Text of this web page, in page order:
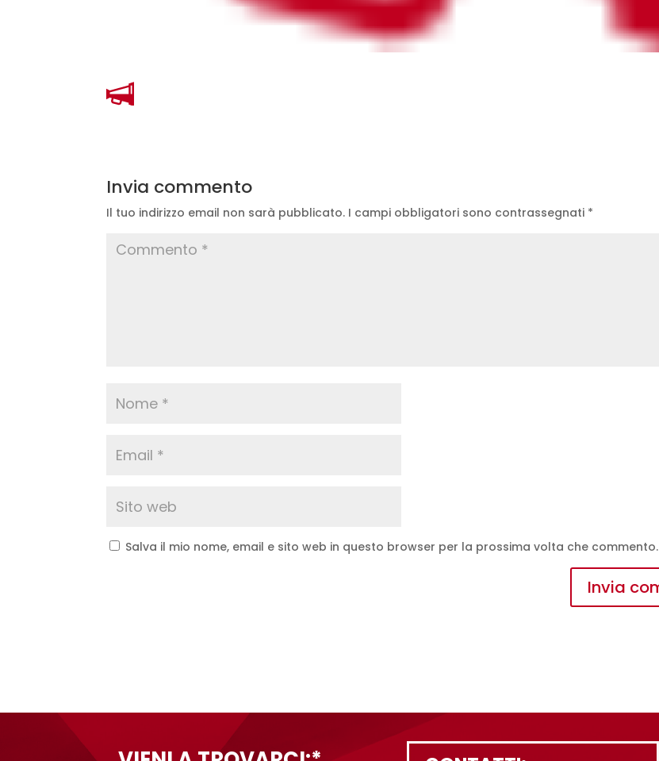
Invia commento
Il tuo indirizzo email non sarà pubblicato. I campi obbligatori sono contrassegnati *
Salva il mio nome, email e sito web in questo browser per la prossima volta che commento.